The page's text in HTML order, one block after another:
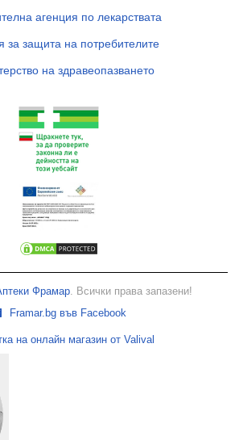
агенция по лекарствата
за защита на потребителите
на здравеопазването
Фрамар. Всички права запазени!
Framar.bg във Facebook
на онлайн магазин от Valival